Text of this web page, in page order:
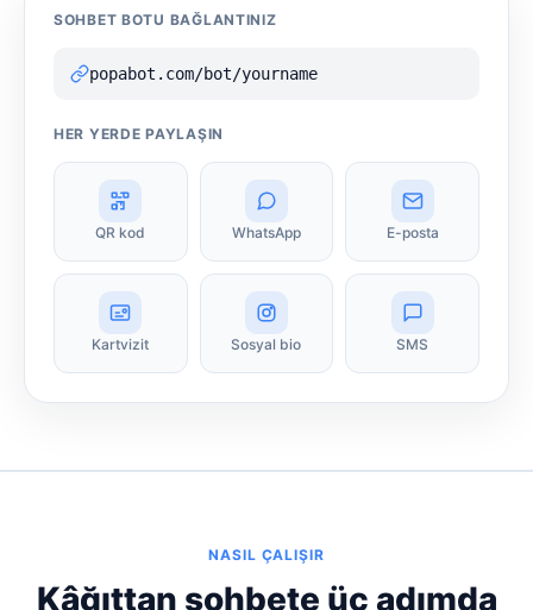
SOHBET BOTU BAĞLANTINIZ
popabot.com/bot/yourname
HER YERDE PAYLAŞIN
QR kod WhatsApp E-posta
Kartvizit Sosyal bio SMS
NASIL ÇALIŞIR
Kâğıttan sohbete üç adımda